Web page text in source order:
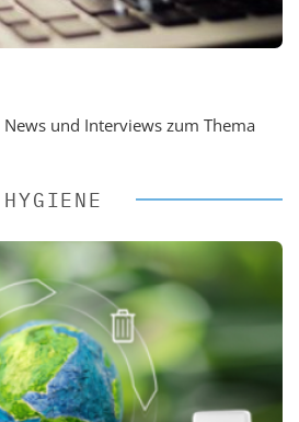
News und Interviews zum Thema
HYGIENE